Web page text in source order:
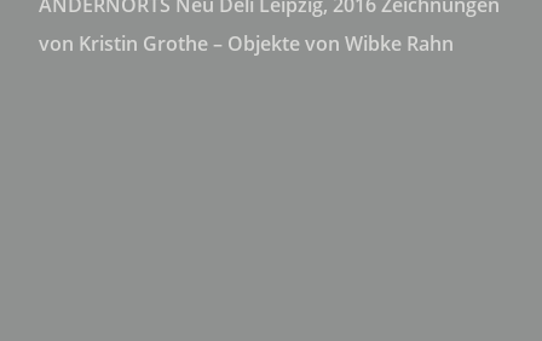
von Kristin Grothe – Objekte von Wibke Rahn